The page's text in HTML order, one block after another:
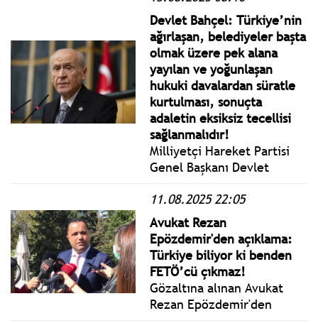
Herkesin Üzerine
Bulaşacaktır.
Devlet Bahçel: Türkiye’nin
ağırlaşan, belediyeler başta
olmak üzere pek alana
yayılan ve yoğunlaşan
hukuki davalardan süratle
kurtulması, sonuçta
adaletin eksiksiz tecellisi
sağlanmalıdır!
Milliyetçi Hareket Partisi
Genel Başkanı Devlet
Gündemle” ilgili yazılı
basın açıklaması yaptı.
Bahçeli açıklamasında:
Milliyetçi Hareket Partisi
samimiyet, sağduyu ve
özveriyle komisyon
çalışmalarına katkı
sunacaktır.
11.08.2025 22:05
Avukat Rezan
Epözdemir'den açıklama:
Türkiye biliyor ki benden
FETÖ’cü çıkmaz!
Gözaltına alınan Avukat
Rezan Epözdemir'den